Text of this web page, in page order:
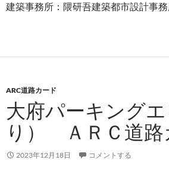
建築事務所：隈研吾建築都市設計事
ARC道路カード
大府パーキング
り） ＡＲＣ道路
2023年12月18日 コメントする